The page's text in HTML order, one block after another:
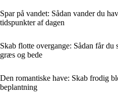
Spar på vandet: Sådan vander du
tidspunkter af dagen
Skab flotte overgange: Sådan får
græs og bede
Den romantiske have: Skab frodig
beplantning